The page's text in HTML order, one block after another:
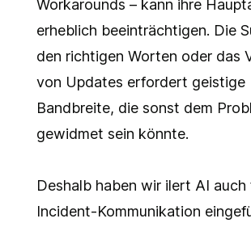
Workarounds – kann ihre
erheblich beeinträchtigen. Die
den richtigen Worten oder das
von Updates erfordert geistige
Bandbreite, die sonst dem
gewidmet sein könnte.
Deshalb haben wir ilert AI auch
Incident-Kommunikation